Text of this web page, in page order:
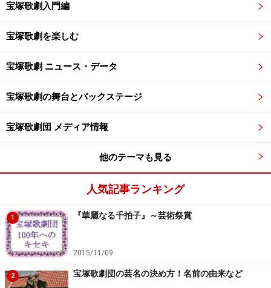
宝塚歌劇入門編
宝塚歌劇を楽しむ
宝塚歌劇 ニュース・データ
宝塚歌劇の舞台とバックステージ
宝塚歌劇団 メディア情報
他のテーマも見る
人気記事ランキング
1 『華麗なる千拍子』～芸術祭賞
2015/11/09
2 宝塚歌劇団の芸名の決め方！名前の由来など